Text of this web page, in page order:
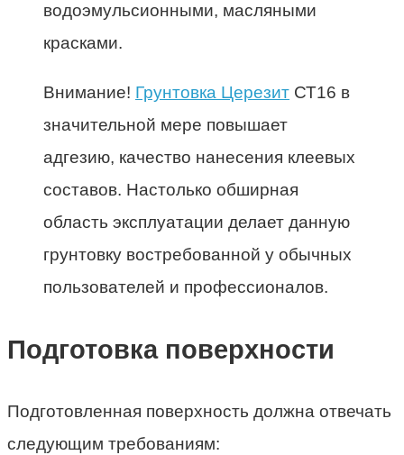
водоэмульсионными, масляными
красками.
Внимание! Грунтовка Церезит СТ16 в
значительной мере повышает
адгезию, качество нанесения клеевых
составов. Настолько обширная
область эксплуатации делает данную
грунтовку востребованной у обычных
пользователей и профессионалов.
Подготовка поверхности
Подготовленная поверхность должна отвечать
следующим требованиям: